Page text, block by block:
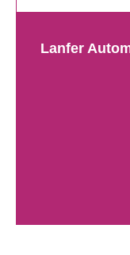
Lanfer